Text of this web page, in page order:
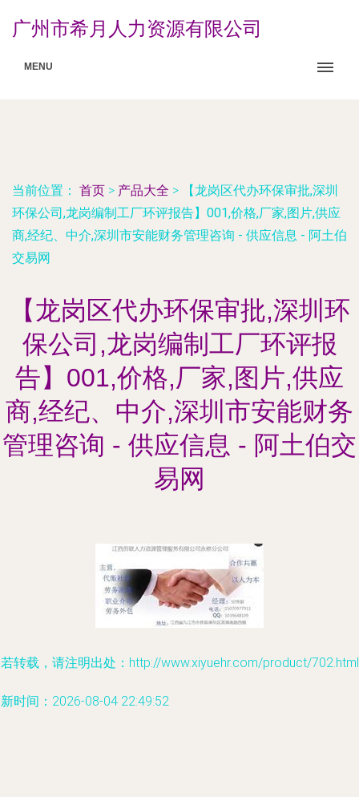
广州市希月人力资源有限公司
MENU
当前位置： 首页 > 产品大全 >
【龙岗区代办环保审批,深圳
环保公司,龙岗编制工厂环评报告】001,价格,厂家,图片,供应
商,经纪、中介,深圳市安能财务管理咨询 - 供应信息 - 阿土伯
交易网
【龙岗区代办环保审批,深圳环
保公司,龙岗编制工厂环评报
告】001,价格,厂家,图片,供应
商,经纪、中介,深圳市安能财务
管理咨询 - 供应信息 - 阿土伯交
易网
转载，请注明出处：http://www.xiyuehr.com/product/702.html
时间：2026-08-04 22:49:52